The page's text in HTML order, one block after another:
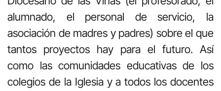
alumnado, el personal de servicio, la
asociación de madres y padres) sobre el que
tantos proyectos hay para el futuro. Así
como las comunidades educativas de los
colegios de la Iglesia y a todos los docentes